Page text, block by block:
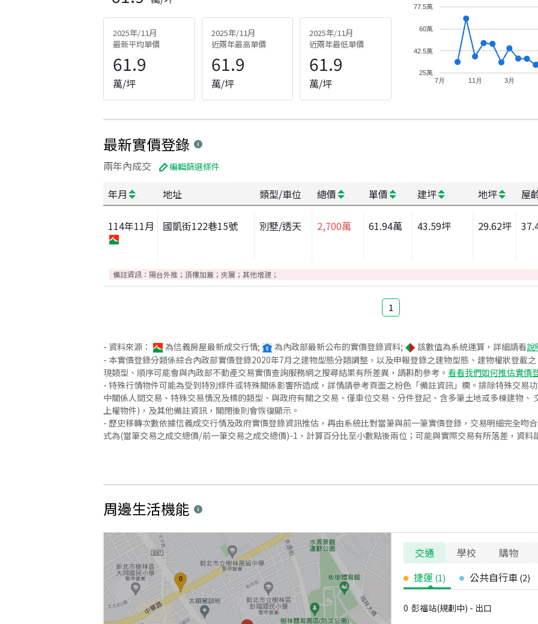
2025年/11月
最新平均單價
61.9
萬/坪
2025年/11月
近兩年最高單價
61.9
萬/坪
2025年/11月
近兩年最低單價
61.9
萬/坪 7月 11月 3月
25萬
42.5萬
60萬
77.5萬
最新實價登錄
兩年內成交 編輯篩選條件
年月 地址 類型/車位 總價 單價 建坪 地坪 屋
114年11月 國凱街122巷15號 別墅/透天 2,700萬 61.94萬 43.59坪 29.62坪
備註資訊： 陽台外推；頂樓加蓋；夾層；其他增建；
1
- 資料來源： 為信義房屋最新成交行情; 為內政部最新公布的實價登錄資料; 該數值為系統運算，詳細請看說
- 本實價登錄分類係綜合內政部實價登錄2020年7月之建物型態分類調整，以及申報登錄之建物型態、建物權狀登載
現類型、順序可能會與內政部不動產交易實價查詢服務網之搜尋結果有所差異，請斟酌參考。 看看我們如何推估實價
- 特殊行情物件可能為受到特別條件或特殊關係影響所造成，詳情請參考頁面之粉色「備註資訊」欄。排除特殊交易
中關係人間交易、特殊交易情況及標的類型、與政府有關之交易、僅車位交易、分件登記、含多筆土地或多棟建物、
上權物件)，及其他備註資訊，關閉後則會恢復顯示。
- 歷史移轉次數依據信義成交行情及政府實價登錄資訊推估，再由系統比對當筆與前一筆實價登錄，交易明細完全吻
式為(當筆交易之成交總價/前一筆交易之成交總價)-1，計算百分比至小數點後兩位；可能與實際交易有所落差，資料
周邊生活機能
交通 學校 購物
捷運 (1) 公共自行車 (2)
0 彭福站(規劃中) - 出口